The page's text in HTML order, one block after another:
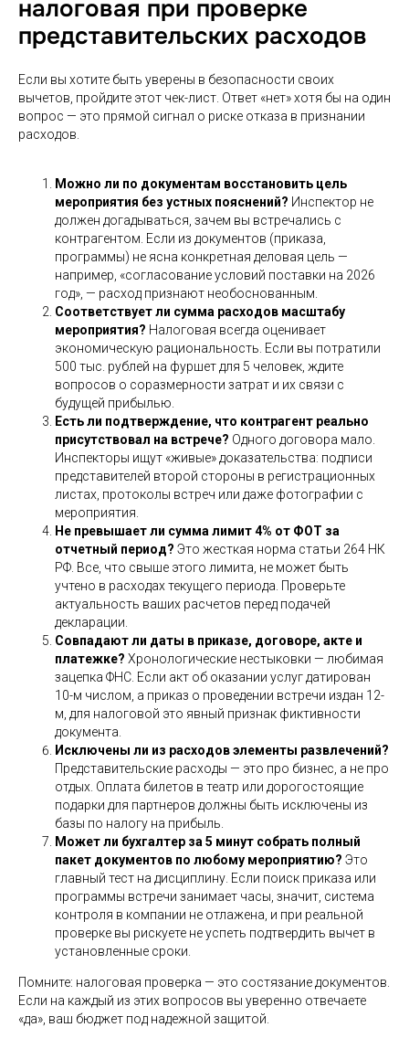
налоговая при проверке
представительских расходов
Если вы хотите быть уверены в безопасности своих
вычетов, пройдите этот чек-лист. Ответ «нет» хотя бы на один
вопрос — это прямой сигнал о риске отказа в признании
расходов.
Можно ли по документам восстановить цель
мероприятия без устных пояснений? Инспектор не
должен догадываться, зачем вы встречались с
контрагентом. Если из документов (приказа,
программы) не ясна конкретная деловая цель —
например, «согласование условий поставки на 2026
год», — расход признают необоснованным.
Соответствует ли сумма расходов масштабу
мероприятия? Налоговая всегда оценивает
экономическую рациональность. Если вы потратили
500 тыс. рублей на фуршет для 5 человек, ждите
вопросов о соразмерности затрат и их связи с
будущей прибылью.
Есть ли подтверждение, что контрагент реально
присутствовал на встрече? Одного договора мало.
Инспекторы ищут «живые» доказательства: подписи
представителей второй стороны в регистрационных
листах, протоколы встреч или даже фотографии с
мероприятия.
Не превышает ли сумма лимит 4% от ФОТ за
отчетный период? Это жесткая норма статьи 264 НК
РФ. Все, что свыше этого лимита, не может быть
учтено в расходах текущего периода. Проверьте
актуальность ваших расчетов перед подачей
декларации.
Совпадают ли даты в приказе, договоре, акте и
платежке? Хронологические нестыковки — любимая
зацепка ФНС. Если акт об оказании услуг датирован
10-м числом, а приказ о проведении встречи издан 12-
м, для налоговой это явный признак фиктивности
документа.
Исключены ли из расходов элементы развлечений?
Представительские расходы — это про бизнес, а не про
отдых. Оплата билетов в театр или дорогостоящие
подарки для партнеров должны быть исключены из
базы по налогу на прибыль.
Может ли бухгалтер за 5 минут собрать полный
пакет документов по любому мероприятию? Это
главный тест на дисциплину. Если поиск приказа или
программы встречи занимает часы, значит, система
контроля в компании не отлажена, и при реальной
проверке вы рискуете не успеть подтвердить вычет в
установленные сроки.
Помните: налоговая проверка — это состязание документов.
Если на каждый из этих вопросов вы уверенно отвечаете
«да», ваш бюджет под надежной защитой.